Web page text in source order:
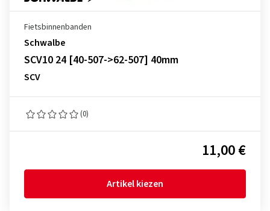
Fietsbinnenbanden
Schwalbe
SCV10 24 [40-507->62-507] 40mm
SCV
(0)
11,00 €
Artikel kiezen